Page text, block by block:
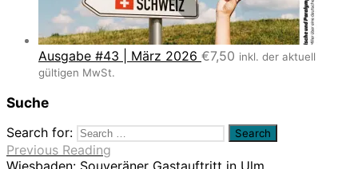
Ausgabe #43 | März 2026 €7,50 inkl. der aktuell
gültigen MwSt.
Suche
Search for:
Previous Reading
Wiesbaden: Souveräner Gastauftritt in Ulm